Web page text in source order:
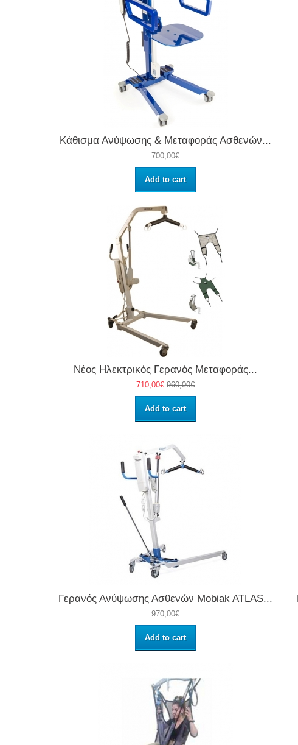
Κάθισμα Ανύψωσης & Μεταφοράς Ασθενών...
700,00€
Add to cart
Νέος Ηλεκτρικός Γερανός Μεταφοράς...
710,00€ 960,00€
Add to cart
Γερανός Ανύψωσης Ασθενών Mobiak ATLAS...
970,00€
Add to cart